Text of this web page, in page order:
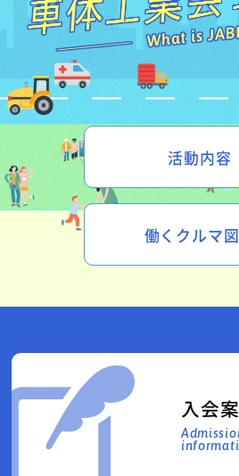
活動内容
働くクルマ
入会